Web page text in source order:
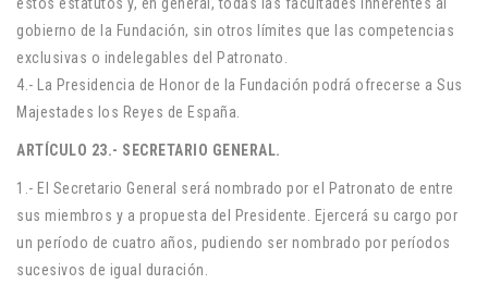
gobierno de la Fundación, sin otros límites que las competencias
exclusivas o indelegables del Patronato.
4.- La Presidencia de Honor de la Fundación podrá ofrecerse a Sus
Majestades los Reyes de España.
ARTÍCULO 23.- SECRETARIO GENERAL.
1.- El Secretario General será nombrado por el Patronato de entre
sus miembros y a propuesta del Presidente. Ejercerá su cargo por
un período de cuatro años, pudiendo ser nombrado por períodos
sucesivos de igual duración.